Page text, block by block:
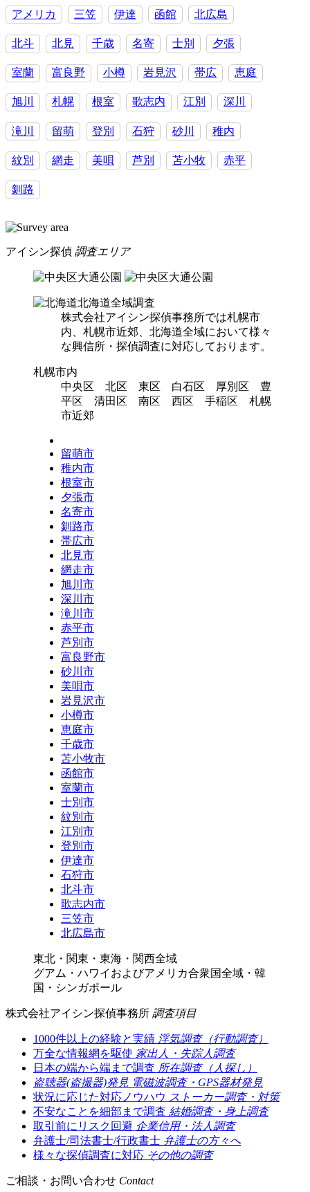
アメリカ 三笠 伊達 函館 北広島
北斗 北見 千歳 名寄 士別 夕張
室蘭 富良野 小樽 岩見沢 帯広 恵庭
旭川 札幌 根室 歌志内 江別 深川
滝川 留萌 登別 石狩 砂川 稚内
紋別 網走 美唄 芦別 苫小牧 赤平
釧路
アイシン探偵 調査エリア
北海道全域調査
株式会社アイシン探偵事務所では札幌市
内、札幌市近郊、北海道全域において様々
な興信所・探偵調査に対応しております。
札幌市内
中央区 北区 東区 白石区 厚別区 豊
平区 清田区 南区 西区 手稲区 札幌
市近郊
留萌市
稚内市
根室市
夕張市
名寄市
釧路市
帯広市
北見市
網走市
旭川市
深川市
滝川市
赤平市
芦別市
富良野市
砂川市
美唄市
岩見沢市
小樽市
恵庭市
千歳市
苫小牧市
函館市
室蘭市
士別市
紋別市
江別市
登別市
伊達市
石狩市
北斗市
歌志内市
三笠市
北広島市
東北・関東・東海・関西全域
グアム・ハワイおよびアメリカ合衆国全域・韓
国・シンガポール
株式会社アイシン探偵事務所 調査項目
1000件以上の経験と実績 浮気調査（行動調査）
万全な情報網を駆使 家出人・失踪人調査
日本の端から端まで調査 所在調査（人探し）
盗聴器(盗撮器)発見 電磁波調査・GPS器材発見
状況に応じた対応ノウハウ ストーカー調査・対策
不安なことを細部まで調査 結婚調査・身上調査
取引前にリスク回避 企業信用・法人調査
弁護士/司法書士/行政書士 弁護士の方々へ
様々な探偵調査に対応 その他の調査
ご相談・お問い合わせ Contact